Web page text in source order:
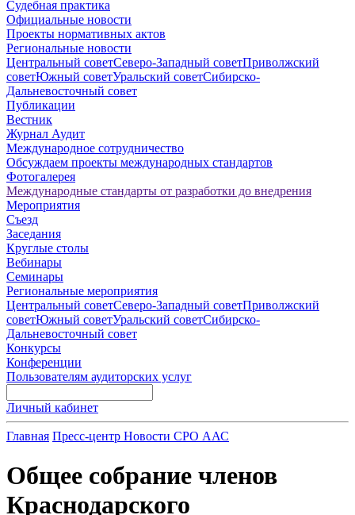
Судебная практика
Официальные новости
Проекты нормативных актов
Региональные новости
Центральный советСеверо-Западный советПриволжский
советЮжный советУральский советСибирско-
Дальневосточный совет
Публикации
Вестник
Журнал Аудит
Международное сотрудничество
Обсуждаем проекты международных стандартов
Фотогалерея
Международные стандарты от разработки до внедрения
Мероприятия
Съезд
Заседания
Круглые столы
Вебинары
Семинары
Региональные мероприятия
Центральный советСеверо-Западный советПриволжский
советЮжный советУральский советСибирско-
Дальневосточный совет
Конкурсы
Конференции
Пользователям аудиторских услуг
Личный кабинет
Главная Пресс-центр Новости СРО ААС
Общее собрание членов
Краснодарского